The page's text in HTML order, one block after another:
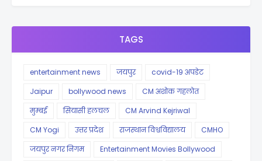
TAGS
entertainment news जयपुर
covid-19 अपडेट
Jaipur
bollywood news
CM अशोक गहलोत
मुम्बई
सियासी हलचल
CM Arvind Kejriwal
CM Yogi
उत्तर प्रदेश राजस्थान विश्वविद्यालय
CMHO
जयपुर नगर निगम
Entertainment Movies Bollywood